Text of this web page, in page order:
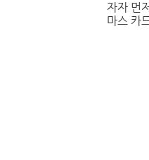
자자 먼
마스 카